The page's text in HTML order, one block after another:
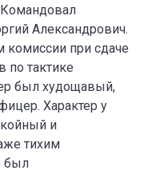
Александрович.
при сдаче
по тактике
был худощавый,
Характер у
и
тихим
был